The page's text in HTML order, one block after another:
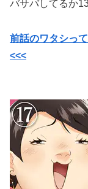
バサバしてるか
前話のワタシっ
<<<